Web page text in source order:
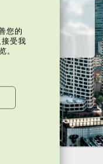
员
您的
受我
。